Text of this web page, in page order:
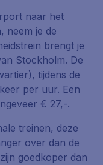
naar het
neem je de
brengt je
Stockholm. De
tijdens de
per uur. Een
€ 27,-.
treinen, deze
over dan de
goedkoper dan